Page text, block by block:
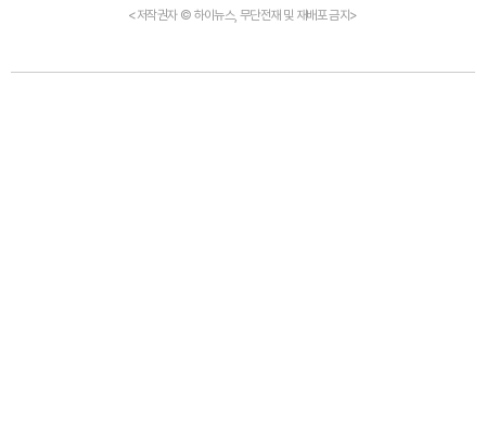
<저작권자 © 하이뉴스, 무단전재 및 재배포 금지>